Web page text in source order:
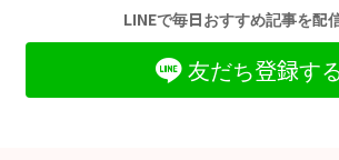
LINEで毎日おすすめ記事を配
友だち登録す